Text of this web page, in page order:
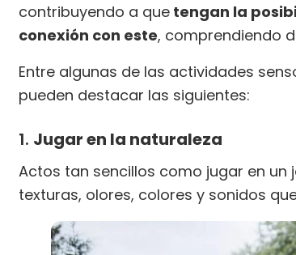
contribuyendo a que tengan la
conexión con este, comprendiendo
Entre algunas de las actividades
pueden destacar las siguientes:
1. Jugar en la naturaleza
Actos tan sencillos como jugar en
texturas, olores, colores y sonidos